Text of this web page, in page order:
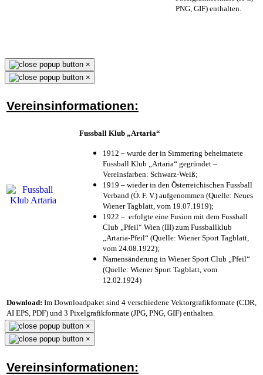
PNG, GIF) enthalten.
×
×
Vereinsinformationen:
Fussball Klub „Artaria“
1912 – wurde der in Simmering beheimatete
Fussball Klub „Artaria“ gegründet –
Vereinsfarben: Schwarz-Weiß;
1919 – wieder in den Österreichischen Fussball
Verband (Ö. F. V.) aufgenommen (Quelle: Neues
Wiener Tagblatt, vom 19.07.1919);
1922 – erfolgte eine Fusion mit dem Fussball
Club „Pfeil“ Wien (III) zum Fussballklub
„Artaria-Pfeil“ (Quelle: Wiener Sport Tagblatt,
vom 24.08.1922);
Namensänderung in Wiener Sport Club „Pfeil“
(Quelle: Wiener Sport Tagblatt, vom
12.02.1924)
Download: Im Downloadpaket sind 4 verschiedene Vektorgrafikformate (CDR,
AI EPS, PDF) und 3 Pixelgrafikformate (JPG, PNG, GIF) enthalten.
×
×
Vereinsinformationen: